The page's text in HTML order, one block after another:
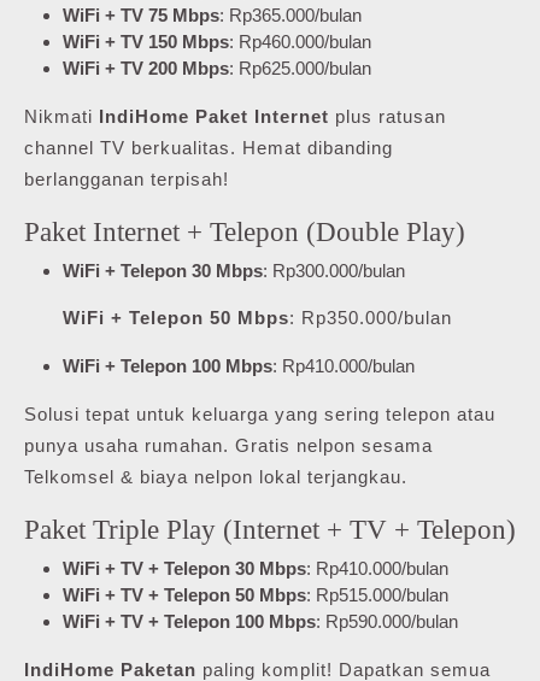
WiFi + TV 75 Mbps: Rp365.000/bulan
WiFi + TV 150 Mbps: Rp460.000/bulan
WiFi + TV 200 Mbps: Rp625.000/bulan
Nikmati IndiHome Paket Internet plus ratusan
channel TV berkualitas. Hemat dibanding
berlangganan terpisah!
Paket Internet + Telepon (Double Play)
WiFi + Telepon 30 Mbps: Rp300.000/bulan
WiFi + Telepon 50 Mbps: Rp350.000/bulan
WiFi + Telepon 100 Mbps: Rp410.000/bulan
Solusi tepat untuk keluarga yang sering telepon atau
punya usaha rumahan. Gratis nelpon sesama
Telkomsel & biaya nelpon lokal terjangkau.
Paket Triple Play (Internet + TV + Telepon)
WiFi + TV + Telepon 30 Mbps: Rp410.000/bulan
WiFi + TV + Telepon 50 Mbps: Rp515.000/bulan
WiFi + TV + Telepon 100 Mbps: Rp590.000/bulan
IndiHome Paketan paling komplit! Dapatkan semua